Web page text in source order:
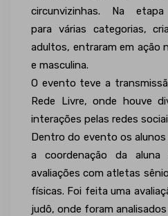
circunvizinhas. Na
para várias categorias,
adultos, entraram em ação
e masculina.
O evento teve a
Rede Livre, onde houve
interações pelas redes
Dentro do evento os
a coordenação da aluna
avaliações com atletas
físicas. Foi feita uma
judô, onde foram